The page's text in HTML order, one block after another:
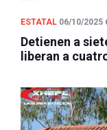
ESTATAL 06/10/2025
Detienen a
liberan a